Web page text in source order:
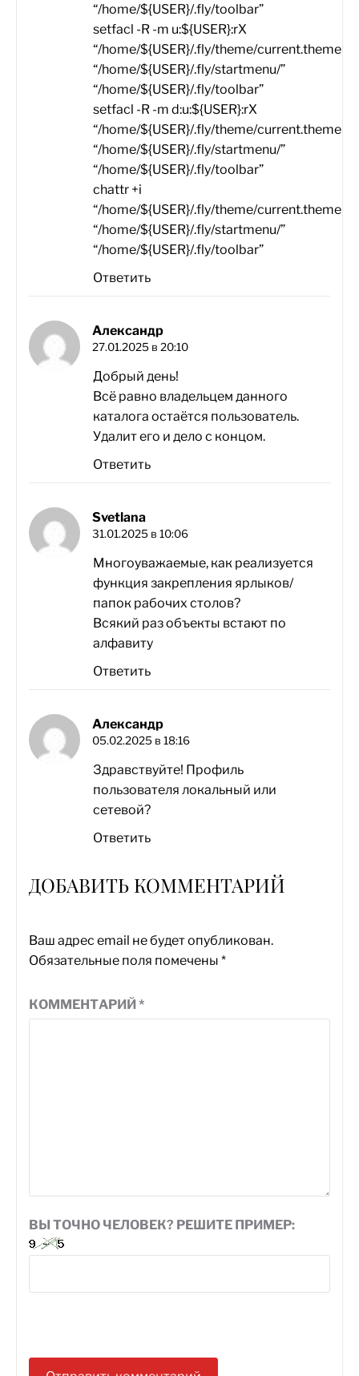
“/home/${USER}/.fly/toolbar”
setfacl -R -m u:${USER}:rX
“/home/${USER}/.fly/theme/current.themerc”
“/home/${USER}/.fly/startmenu/”
“/home/${USER}/.fly/toolbar”
setfacl -R -m d:u:${USER}:rX
“/home/${USER}/.fly/theme/current.themerc”
“/home/${USER}/.fly/startmenu/”
“/home/${USER}/.fly/toolbar”
chattr +i
“/home/${USER}/.fly/theme/current.themerc”
“/home/${USER}/.fly/startmenu/”
“/home/${USER}/.fly/toolbar”
Ответить
Александр
27.01.2025 в 20:10
Добрый день!
Всё равно владельцем данного
каталога остаётся пользователь.
Удалит его и дело с концом.
Ответить
Svetlana
31.01.2025 в 10:06
Многоуважаемые, как реализуется
функция закрепления ярлыков/
папок рабочих столов?
Всякий раз объекты встают по
алфавиту
Ответить
Александр
05.02.2025 в 18:16
Здравствуйте! Профиль
пользователя локальный или
сетевой?
Ответить
ДОБАВИТЬ КОММЕНТАРИЙ
Ваш адрес email не будет опубликован.
Обязательные поля помечены *
КОММЕНТАРИЙ*
ВЫ ТОЧНО ЧЕЛОВЕК? РЕШИТЕ ПРИМЕР: